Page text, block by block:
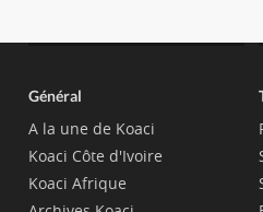
Général
A la une de Koaci
Koaci Côte d'Ivoire
Koaci Afrique